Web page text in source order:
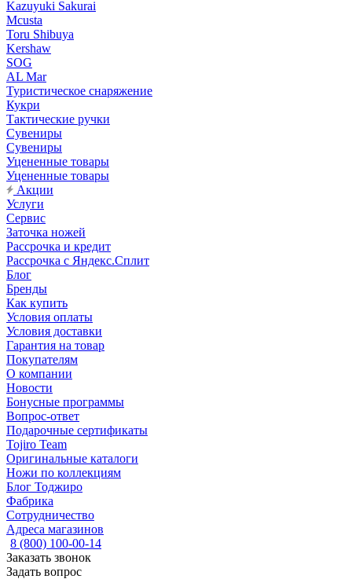
Kazuyuki Sakurai
Mcusta
Toru Shibuya
Kershaw
SOG
AL Mar
Туристическое снаряжение
Кукри
Тактические ручки
Сувениры
Сувениры
Уцененные товары
Уцененные товары
Акции
Услуги
Сервис
Заточка ножей
Рассрочка и кредит
Рассрочка с Яндекс.Сплит
Блог
Бренды
Как купить
Условия оплаты
Условия доставки
Гарантия на товар
Покупателям
О компании
Новости
Бонусные программы
Вопрос-ответ
Подарочные сертификаты
Tojiro Team
Оригинальные каталоги
Ножи по коллекциям
Блог Тоджиро
Фабрика
Сотрудничество
Адреса магазинов
8 (800) 100-00-14
Заказать звонок
Задать вопрос